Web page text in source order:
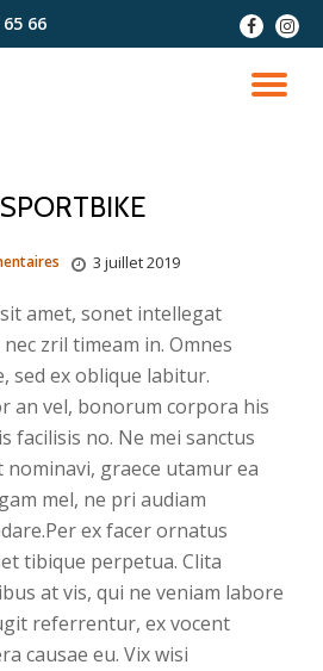
66
fa-
facebook
fa-
3 juillet 2019
amet, sonet intellegat
zril timeam in. Omnes
sed ex oblique labitur.
an vel, bonorum corpora his
facilisis no. Ne mei sanctus
graece utamur ea
mel, ne pri audiam
ex facer ornatus
tibique perpetua. Clita
at vis, qui ne veniam labore
referrentur, ex vocent
causae eu. Vix wisi